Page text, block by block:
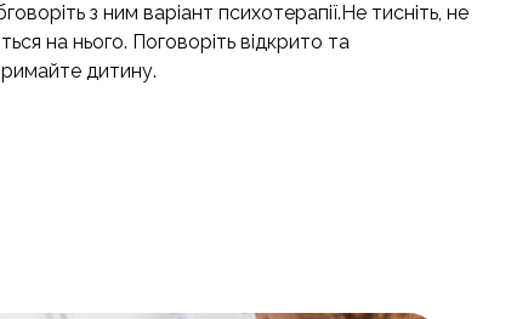
з ним варіант психотерапії.Не тисніть, не
на нього. Поговоріть відкрито та
дитину.